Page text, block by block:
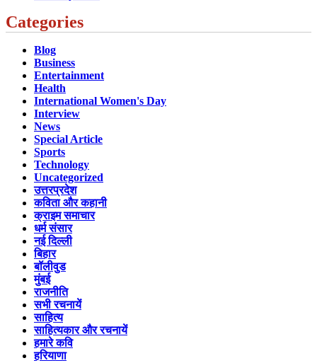
Categories
Blog
Business
Entertainment
Health
International Women's Day
Interview
News
Special Article
Sports
Technology
Uncategorized
उत्तरप्रदेश
कविता और कहानी
क्राइम समाचार
धर्म संसार
नई दिल्ली
बिहार
बॉलीवुड
मुंबई
राजनीति
सभी रचनायें
साहित्य
साहित्यकार और रचनायें
हमारे कवि
हरियाणा